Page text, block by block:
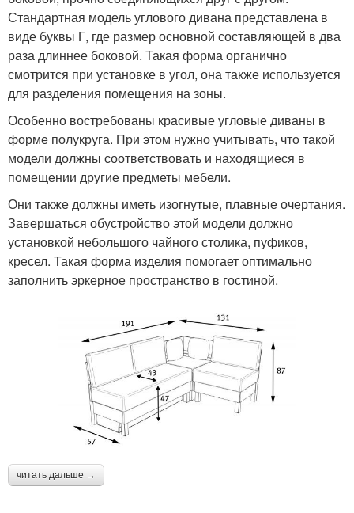
Стандартная модель углового дивана представлена в
виде буквы Г, где размер основной составляющей в два
раза длиннее боковой. Такая форма органично
смотрится при установке в угол, она также используется
для разделения помещения на зоны.
Особенно востребованы красивые угловые диваны в
форме полукруга. При этом нужно учитывать, что такой
модели должны соответствовать и находящиеся в
помещении другие предметы мебели.
Они также должны иметь изогнутые, плавные очертания.
Завершаться обустройство этой модели должно
установкой небольшого чайного столика, пуфиков,
кресел. Такая форма изделия помогает оптимально
заполнить эркерное пространство в гостиной.
читать дальше →